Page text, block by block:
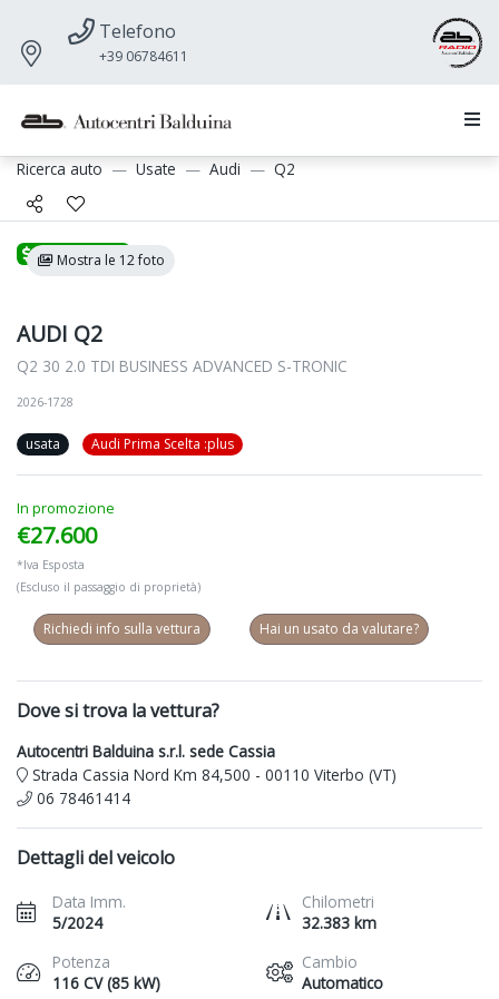
Telefono
+39 06784611
Ricerca auto Usate Audi Q2
Promozione
Mostra le 12 foto
AUDI Q2
Q2 30 2.0 TDI BUSINESS ADVANCED S-TRONIC
2026-1728
usata Audi Prima Scelta :plus
In promozione
€27.600
*Iva Esposta
(Escluso il passaggio di proprietà)
Richiedi info sulla vettura Hai un usato da valutare?
Dove si trova la vettura?
Autocentri Balduina s.r.l. sede Cassia
Strada Cassia Nord Km 84,500 - 00110 Viterbo (VT)
06 78461414
Dettagli del veicolo
Data Imm.
5/2024
Chilometri
32.383 km
Potenza
116 CV (85 kW)
Cambio
Automatico